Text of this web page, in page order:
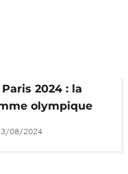
2024 : la
olympique
par les Champs
08/2024